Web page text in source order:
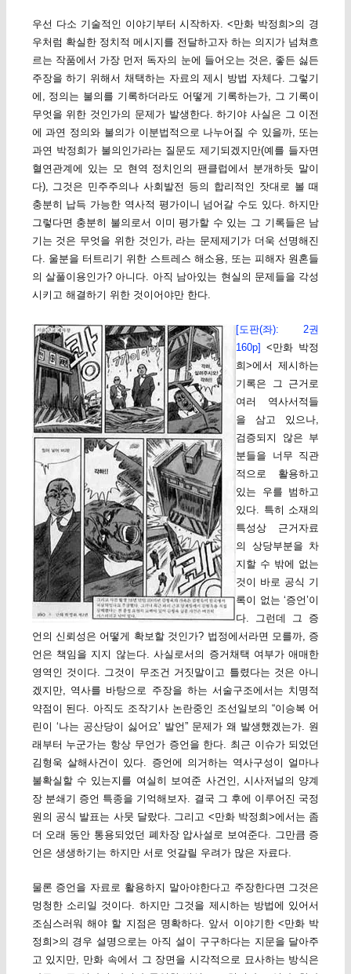
우선 다소 기술적인 이야기부터 시작하자. <만화 박정희>의 경
우처럼 확실한 정치적 메시지를 전달하고자 하는 의지가 넘쳐흐
르는 작품에서 가장 먼저 독자의 눈에 들어오는 것은, 좋든 싫든
주장을 하기 위해서 채택하는 자료의 제시 방법 자체다. 그렇기
에, 정의는 불의를 기록하더라도 어떻게 기록하는가, 그 기록이
무엇을 위한 것인가의 문제가 발생한다. 하기야 사실은 그 이전
에 과연 정의와 불의가 이분법적으로 나누어질 수 있을까, 또는
과연 박정희가 불의인가라는 질문도 제기되겠지만(예를 들자면
혈연관계에 있는 모 현역 정치인의 팬클럽에서 분개하듯 말이
다), 그것은 민주주의나 사회발전 등의 합리적인 잣대로 볼 때
충분히 납득 가능한 역사적 평가이니 넘어갈 수도 있다. 하지만
그렇다면 충분히 불의로서 이미 평가할 수 있는 그 기록들은 남
기는 것은 무엇을 위한 것인가, 라는 문제제기가 더욱 선명해진
다. 울분을 터트리기 위한 스트레스 해소용, 또는 피해자 원혼들
의 살풀이용인가? 아니다. 아직 남아있는 현실의 문제들을 각성
시키고 해결하기 위한 것이어야만 한다.
[도판(좌): 2권
160p] <만화 박정
희>에서 제시하는
기록은 그 근거로
여러 역사서적들
을 삼고 있으나,
검증되지 않은 부
분들을 너무 직관
적으로 활용하고
있는 우를 범하고
있다. 특히 소재의
특성상 근거자료
의 상당부분을 차
지할 수 밖에 없는
것이 바로 공식 기
록이 없는 ‘증언’이
다. 그런데 그 증
언의 신뢰성은 어떻게 확보할 것인가? 법정에서라면 모를까, 증
언은 책임을 지지 않는다. 사실로서의 증거채택 여부가 애매한
영역인 것이다. 그것이 무조건 거짓말이고 틀렸다는 것은 아니
겠지만, 역사를 바탕으로 주장을 하는 서술구조에서는 치명적
약점이 된다. 아직도 조작기사 논란중인 조선일보의 “이승복 어
린이 ‘나는 공산당이 싫어요’ 발언” 문제가 왜 발생했겠는가. 원
래부터 누군가는 항상 무언가 증언을 한다. 최근 이슈가 되었던
김형욱 살해사건이 있다. 증언에 의거하는 역사구성이 얼마나
불확실할 수 있는지를 여실히 보여준 사건인, 시사저널의 양계
장 분쇄기 증언 특종을 기억해보자. 결국 그 후에 이루어진 국정
원의 공식 발표는 사뭇 달랐다. 그리고 <만화 박정희>에서는 좀
더 오래 동안 통용되었던 폐차장 압사설로 보여준다. 그만큼 증
언은 생생하기는 하지만 서로 엇갈릴 우려가 많은 자료다.
물론 증언을 자료로 활용하지 말아야한다고 주장한다면 그것은
멍청한 소리일 것이다. 하지만 그것을 제시하는 방법에 있어서
조심스러워 해야 할 지점은 명확하다. 앞서 이야기한 <만화 박
정희>의 경우 설명으로는 아직 설이 구구하다는 지문을 달아주
고 있지만, 만화 속에서 그 장면을 시각적으로 묘사하는 방식은